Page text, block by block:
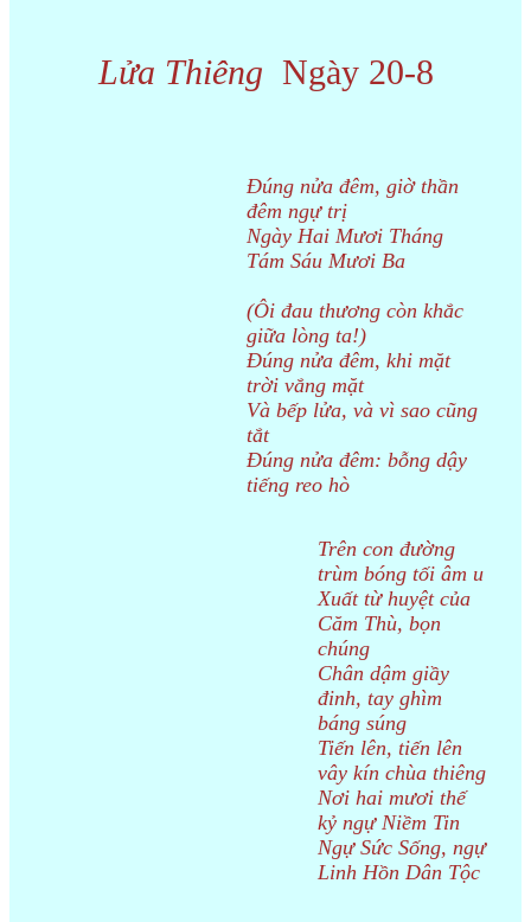
Lửa Thiêng Ngày 20-8
Đúng nửa đêm, giờ thần
đêm ngự trị
Ngày Hai Mươi Tháng
Tám Sáu Mươi Ba
(Ôi đau thương còn khắc
giữa lòng ta!)
Đúng nửa đêm, khi mặt
trời vắng mặt
Và bếp lửa, và vì sao cũng
tắt
Đúng nửa đêm: bỗng dậy
tiếng reo hò
Trên con đường
trùm bóng tối âm u
Xuất từ huyệt của
Căm Thù, bọn
chúng
Chân dậm giầy
đinh, tay ghìm
báng súng
Tiến lên, tiến lên
vây kín chùa thiêng
Nơi hai mươi thế
kỷ ngự Niềm Tin
Ngự Sức Sống, ngự
Linh Hồn Dân Tộc